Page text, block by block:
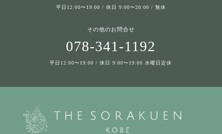
平日12:00〜19:00 / 休日 9:00〜20:00 / 無休
その他のお問合せ
078-341-1192
平日12:00〜19:00 / 休日 9:00〜19:00 水曜日定休